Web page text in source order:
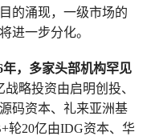
的涌现，一级市场的
进一步分化。
年，多家头部机构罕见
略投资由启明创投、
码资本、礼来亚洲基
轮20亿由IDG资本、华